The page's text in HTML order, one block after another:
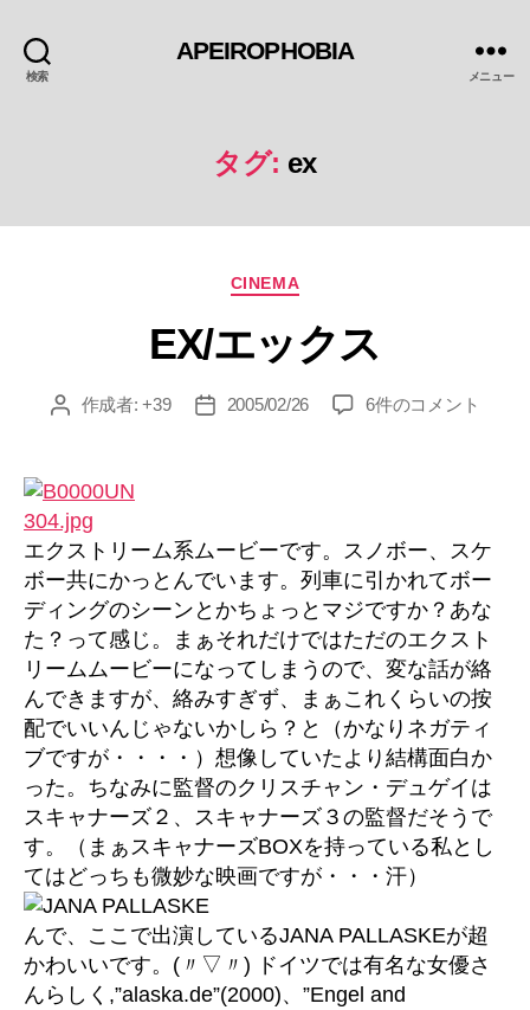
検索
APEIROPHOBIA
メニュー
タグ: ex
カ
ゴ
リ
CINEMA
EX/エックス
投 作成者:+39
投
2005/02/26
EX/
の
6件のコメント
エクストリーム系ムービーです。スノボー、スケ
ボー共にかっとんでいます。列車に引かれてボー
ディングのシーンとかちょっとマジですか？あな
た？って感じ。まぁそれだけではただのエクスト
リームムービーになってしまうので、変な話が絡
んできますが、絡みすぎず、まぁこれくらいの按
配でいいんじゃないかしら？と（かなりネガティ
ブですが・・・・）想像していたより結構面白か
った。ちなみに監督のクリスチャン・デュゲイは
スキャナーズ２、スキャナーズ３の監督だそうで
す。（まぁスキャナーズBOXを持っている私とし
てはどっちも微妙な映画ですが・・・汗）
んで、ここで出演しているJANA PALLASKEが超
かわいいです。(〃▽〃) ドイツでは有名な女優さ
んらしく,”alaska.de”(2000)、”Engel and